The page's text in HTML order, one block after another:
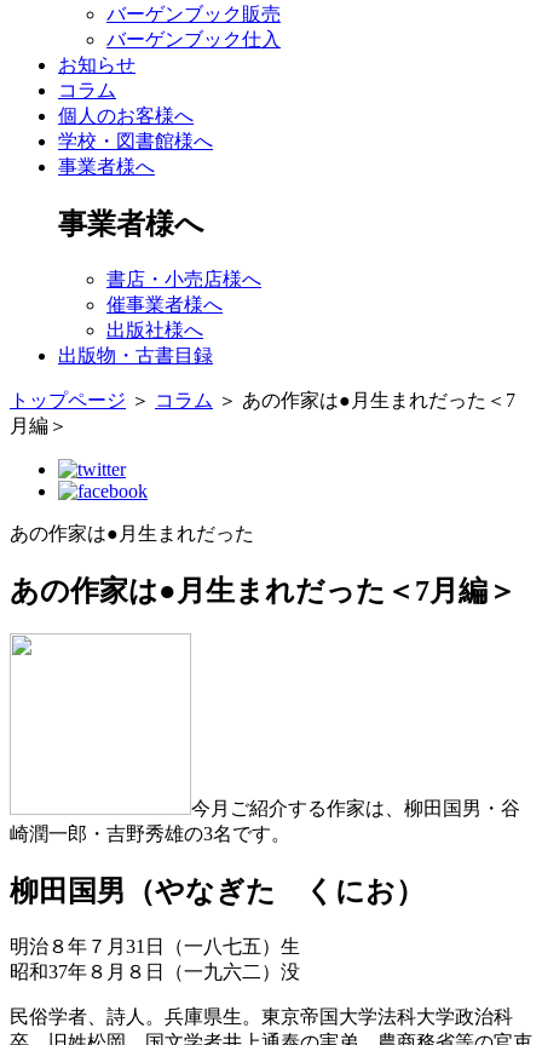
バーゲンブック販売
バーゲンブック仕入
お知らせ
コラム
個人のお客様へ
学校・図書館様へ
事業者様へ
事業者様へ
書店・小売店様へ
催事業者様へ
出版社様へ
出版物・古書目録
トップページ ＞ コラム ＞ あの作家は●月生まれだった＜7
月編＞
あの作家は●月生まれだった
あの作家は●月生まれだった＜7月編＞
今月ご紹介する作家は、柳田国男・谷
崎潤一郎・吉野秀雄の3名です。
柳田国男（やなぎた くにお）
明治８年７月31日（一八七五）生
昭和37年８月８日（一九六二）没
民俗学者、詩人。兵庫県生。東京帝国大学法科大学政治科